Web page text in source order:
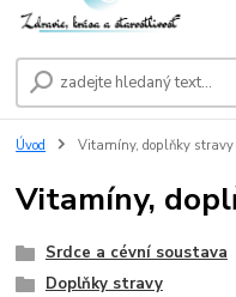
Úvod Vitamíny, doplňky stravy
Vitamíny,
Srdce a cévní soustava
Doplňky stravy